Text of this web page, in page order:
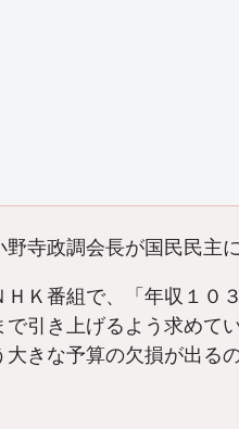
寺政調会長が国民民主
Ｋ番組で、「年収１０
引き上げるよう求めて
きな予算の欠損が出る